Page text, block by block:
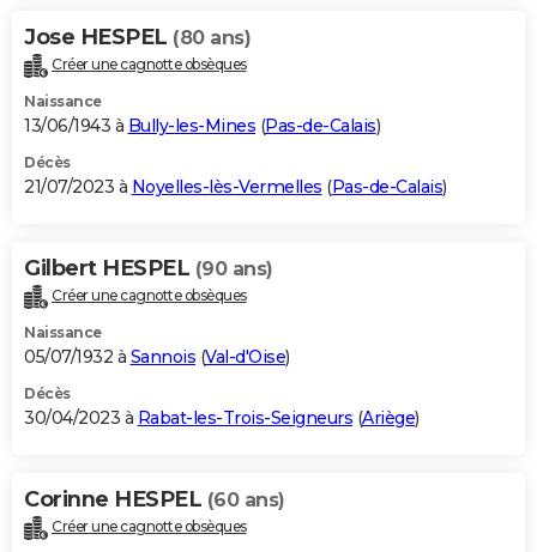
Jose HESPEL (80 ans)
Créer une cagnotte obsèques
Naissance
13/06/1943 à Bully-les-Mines (Pas-de-Calais)
Décès
21/07/2023 à Noyelles-lès-Vermelles (Pas-de-Calais)
Gilbert HESPEL (90 ans)
Créer une cagnotte obsèques
Naissance
05/07/1932 à Sannois (Val-d'Oise)
Décès
30/04/2023 à Rabat-les-Trois-Seigneurs (Ariège)
Corinne HESPEL (60 ans)
Créer une cagnotte obsèques